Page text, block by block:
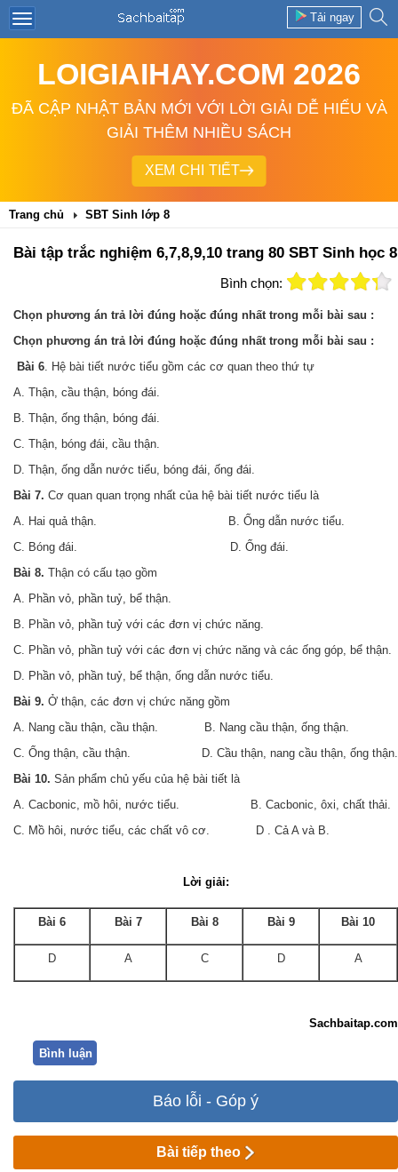
Tải ngay
LOIGIAIHAY.COM 2026
ĐÃ CẬP NHẬT BẢN MỚI VỚI LỜI GIẢI DỄ HIỂU VÀ
GIẢI THÊM NHIỀU SÁCH
XEM CHI TIẾT
Trang chủ SBT Sinh lớp 8
Bài tập trắc nghiệm 6,7,8,9,10 trang 80 SBT Sinh học 8
Bình chọn:
Chọn phương án trả lời đúng hoặc đúng nhất trong mỗi bài sau :
Chọn phương án trả lời đúng hoặc đúng nhất trong mỗi bài sau :
Bài 6. Hệ bài tiết nước tiểu gồm các cơ quan theo thứ tự
A. Thận, cầu thận, bóng đái.
B. Thận, ống thận, bóng đái.
C. Thận, bóng đái, cầu thận.
D. Thận, ống dẫn nước tiểu, bóng đái, ống đái.
Bài 7. Cơ quan quan trọng nhất của hệ bài tiết nước tiểu là
A. Hai quả thận. B. Ống dẫn nước tiểu.
C. Bóng đái. D. Ống đái.
Bài 8. Thận có cấu tạo gồm
A. Phần vỏ, phần tuỷ, bể thận.
B. Phần vỏ, phần tuỷ với các đơn vị chức năng.
C. Phần vỏ, phần tuỷ với các đơn vị chức năng và các ống góp, bể thận.
D. Phần vỏ, phần tuỷ, bể thận, ống dẫn nước tiểu.
Bài 9. Ở thận, các đơn vị chức năng gồm
A. Nang cầu thận, cầu thận. B. Nang cầu thận, ống thận.
C. Ống thận, cầu thận. D. Cầu thận, nang cầu thận, ống thận.
Bài 10. Sản phẩm chủ yếu của hệ bài tiết là
A. Cacbonic, mồ hôi, nước tiểu. B. Cacbonic, ôxi, chất thải.
C. Mồ hôi, nước tiểu, các chất vô cơ. D . Cả A và B.
Lời giải:
Bài 6 Bài 7 Bài 8 Bài 9 Bài 10
D A C D A
Sachbaitap.com
Bình luận
Báo lỗi - Góp ý
Bài tiếp theo